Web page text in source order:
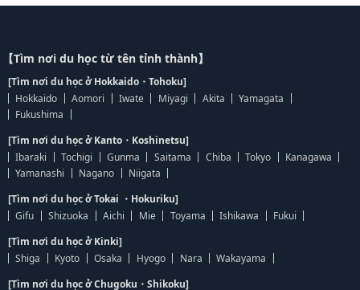
【Tìm nơi du học từ tên tỉnh thành】
[Tìm nơi du học ở Hokkaido・Tohoku]
Hokkaido
Aomori Iwate Miyagi Akita
Yamagata
Fukushima
[Tìm nơi du học ở Kanto・Koshinetsu]
Ibaraki
Tochigi Gunma Saitama Chiba Tokyo
Kanagawa
Yamanashi
Nagano
Niigata
[Tìm nơi du học ở Tokai ・Hokuriku]
Gifu
Shizuoka Aichi Mie Toyama Ishikawa
Fukui
[Tìm nơi du học ở Kinki]
Shiga
Kyoto Osaka Hyogo Nara
Wakayama
[Tìm nơi du học ở Chugoku・Shikoku]